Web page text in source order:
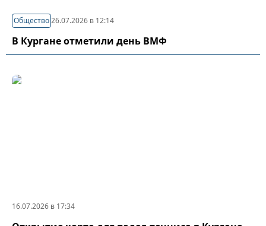
Общество26.07.2026 в 12:14
В Кургане отметили день ВМФ
16.07.2026 в 17:34